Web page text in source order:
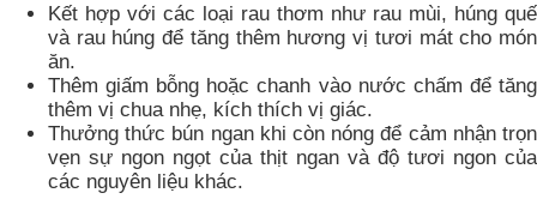
Kết hợp với các loại rau thơm như rau mùi, húng quế
và rau húng để tăng thêm hương vị tươi mát cho món
ăn.
Thêm giấm bỗng hoặc chanh vào nước chấm để tăng
thêm vị chua nhẹ, kích thích vị giác.
Thưởng thức bún ngan khi còn nóng để cảm nhận trọn
vẹn sự ngon ngọt của thịt ngan và độ tươi ngon của
các nguyên liệu khác.